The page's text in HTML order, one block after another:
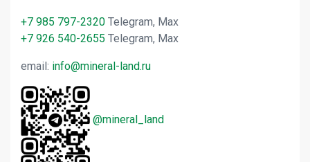
+7 985 797-2320 Telegram, Max
+7 926 540-2655 Telegram, Max
email: info@mineral-land.ru
@mineral_land